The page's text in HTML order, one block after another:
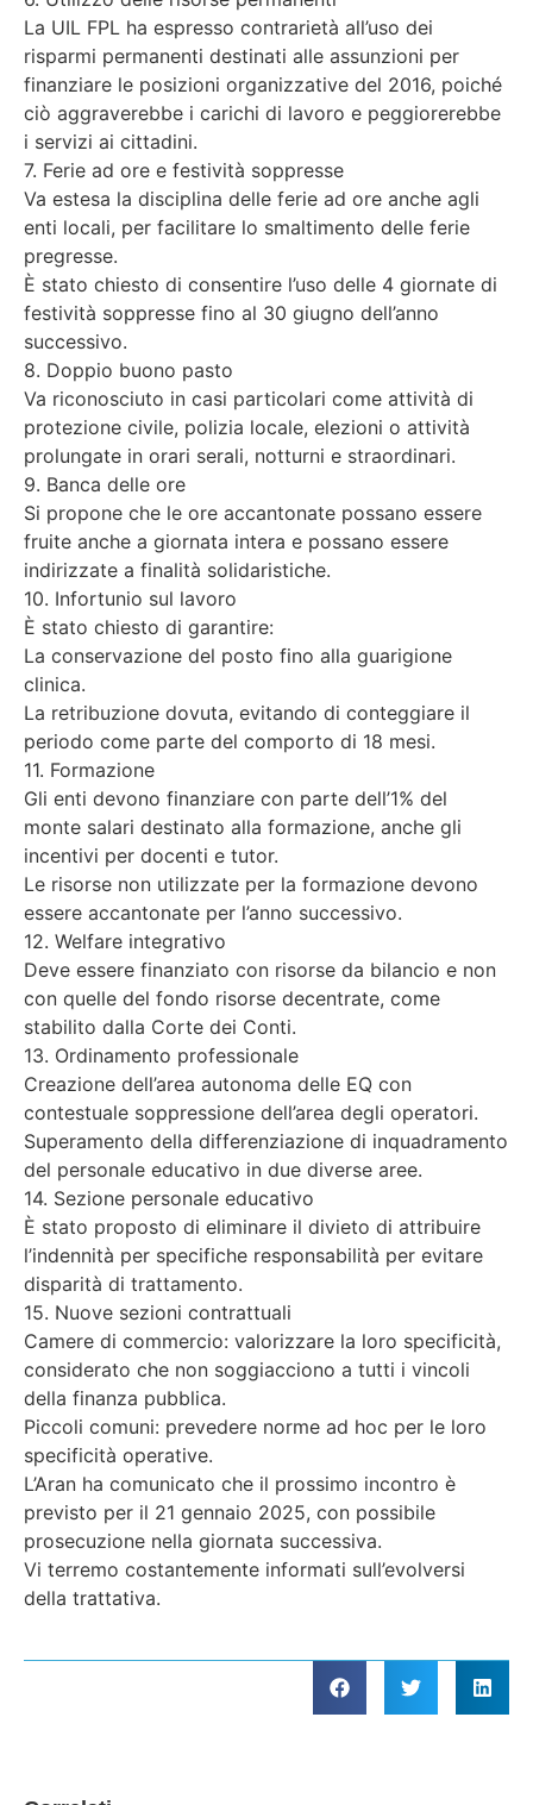
La UIL FPL ha espresso contrarietà all’uso dei
risparmi permanenti destinati alle assunzioni per
finanziare le posizioni organizzative del 2016, poiché
ciò aggraverebbe i carichi di lavoro e peggiorerebbe
i servizi ai cittadini.
7. Ferie ad ore e festività soppresse
Va estesa la disciplina delle ferie ad ore anche agli
enti locali, per facilitare lo smaltimento delle ferie
pregresse.
È stato chiesto di consentire l’uso delle 4 giornate di
festività soppresse fino al 30 giugno dell’anno
successivo.
8. Doppio buono pasto
Va riconosciuto in casi particolari come attività di
protezione civile, polizia locale, elezioni o attività
prolungate in orari serali, notturni e straordinari.
9. Banca delle ore
Si propone che le ore accantonate possano essere
fruite anche a giornata intera e possano essere
indirizzate a finalità solidaristiche.
10. Infortunio sul lavoro
È stato chiesto di garantire:
La conservazione del posto fino alla guarigione
clinica.
La retribuzione dovuta, evitando di conteggiare il
periodo come parte del comporto di 18 mesi.
11. Formazione
Gli enti devono finanziare con parte dell’1% del
monte salari destinato alla formazione, anche gli
incentivi per docenti e tutor.
Le risorse non utilizzate per la formazione devono
essere accantonate per l’anno successivo.
12. Welfare integrativo
Deve essere finanziato con risorse da bilancio e non
con quelle del fondo risorse decentrate, come
stabilito dalla Corte dei Conti.
13. Ordinamento professionale
Creazione dell’area autonoma delle EQ con
contestuale soppressione dell’area degli operatori.
Superamento della differenziazione di inquadramento
del personale educativo in due diverse aree.
14. Sezione personale educativo
È stato proposto di eliminare il divieto di attribuire
l’indennità per specifiche responsabilità per evitare
disparità di trattamento.
15. Nuove sezioni contrattuali
Camere di commercio: valorizzare la loro specificità,
considerato che non soggiacciono a tutti i vincoli
della finanza pubblica.
Piccoli comuni: prevedere norme ad hoc per le loro
specificità operative.
L’Aran ha comunicato che il prossimo incontro è
previsto per il 21 gennaio 2025, con possibile
prosecuzione nella giornata successiva.
Vi terremo costantemente informati sull’evolversi
della trattativa.